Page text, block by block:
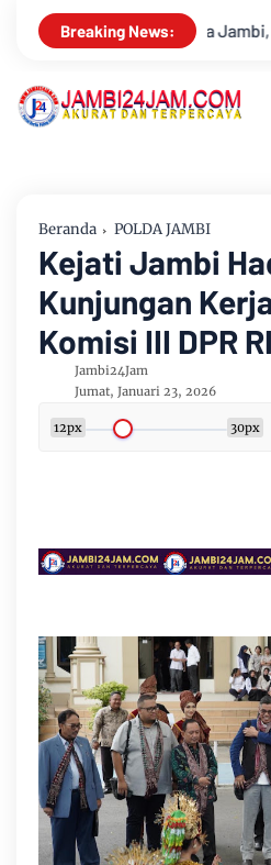
Breaking News:
Waspada Hadapi Puncak
Beranda POLDA JAMBI
Kejati Jambi
Kunjungan
Komisi III DPR RI
Jambi24Jam
Jumat, Januari 23, 2026
12px 30px